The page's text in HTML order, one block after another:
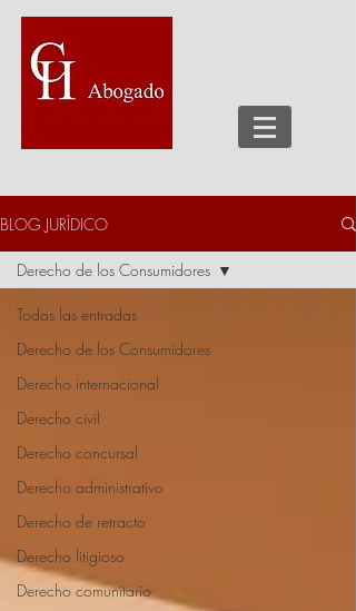
BLOG JURÍDICO
Todas las entradas
Derecho de los Consumidores
Derecho internacional
Derecho civil
Derecho concursal
Derecho administrativo
Derecho de retracto
Derecho litigioso
Derecho comunitario
Derecho de los Consumidores